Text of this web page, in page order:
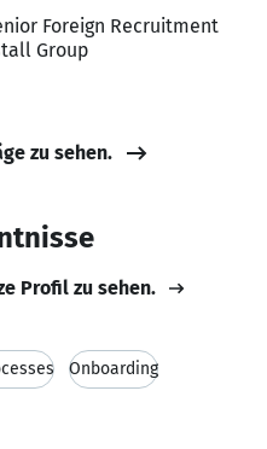
Foreign Recruitment
Group
zu sehen.
Profil zu sehen.
Onboarding